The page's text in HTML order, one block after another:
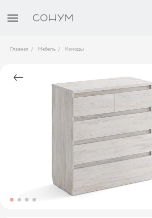
Главная Мебель Комоды